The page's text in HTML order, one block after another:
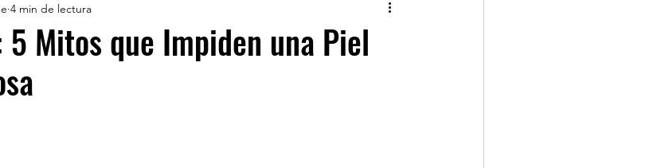
Mitos que Impiden una Piel
4 min de lectura